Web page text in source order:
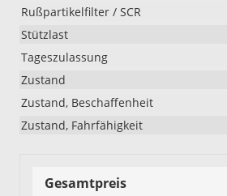
Rußpartikelfilter / SCR
Stützlast
Tageszulassung
Zustand
Zustand, Beschaffenheit
Zustand, Fahrfähigkeit
Gesamtpreis